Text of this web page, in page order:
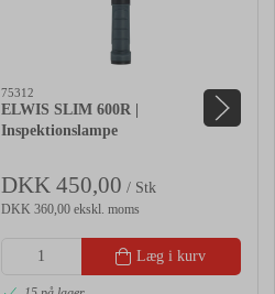
75312
ELWIS SLIM 600R |
Inspektionslampe
DKK 450,00 / Stk
DKK 360,00 ekskl. moms
Læg i kurv